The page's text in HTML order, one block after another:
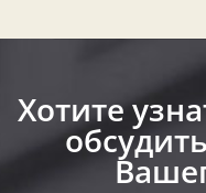
Хотите